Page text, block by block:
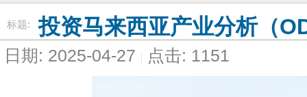
标题: 投资马来西亚产业分析（
日期: 2025-04-27 点击: 1151